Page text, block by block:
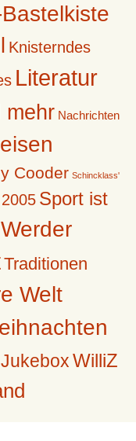
Knisterndes
Literatur
mehr Nachrichten
Cooder Schincklass'
Sport ist
Traditionen
Welt
WilliZ